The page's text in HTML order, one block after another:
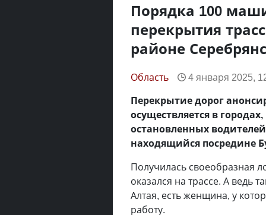
Порядка 100
перекрытия
районе
Область
4 января 2025,
Перекрытие дорог
осуществляется в
остановленных
находящийся посредине
Получилась своеобразная
оказался на трассе. А ведь
Алтая, есть женщина, у
работу.